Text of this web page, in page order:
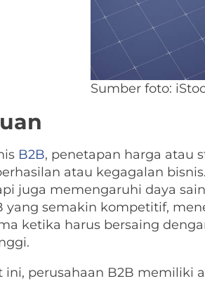
Sumber foto:
B2B, penetapan harga atau
atau kegagalan
juga memengaruhi daya
yang semakin kompetitif,
ketika harus bersaing
ini, perusahaan B2B